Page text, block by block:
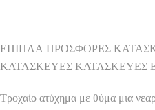
ΕΠΙΠΛΑ ΠΡΟΣΦΟΡΕΣ
ΚΑΤΑΣΚΕΥΕΣ ΚΑΤΑΣΚΕΥΕΣ
Τροχαίο ατύχημα με θύμα μια